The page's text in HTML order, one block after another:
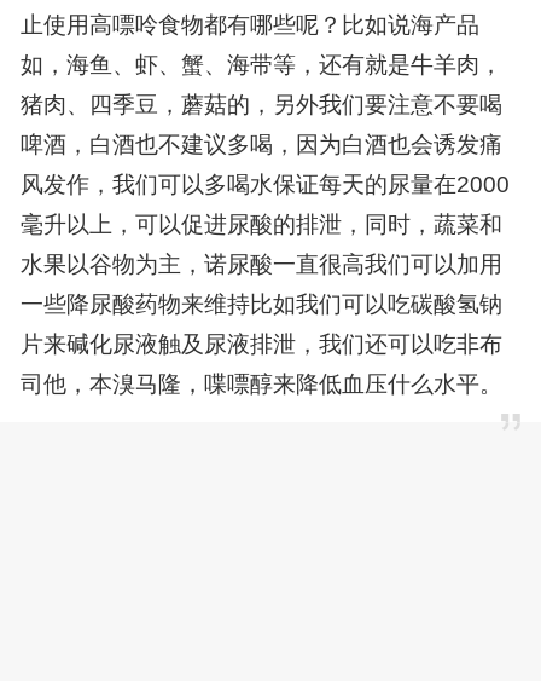
止使用高嘌呤食物都有哪些呢？比如说海产品
如，海鱼、虾、蟹、海带等，还有就是牛羊肉，
猪肉、四季豆，蘑菇的，另外我们要注意不要喝
啤酒，白酒也不建议多喝，因为白酒也会诱发痛
风发作，我们可以多喝水保证每天的尿量在2000
毫升以上，可以促进尿酸的排泄，同时，蔬菜和
水果以谷物为主，诺尿酸一直很高我们可以加用
一些降尿酸药物来维持比如我们可以吃碳酸氢钠
片来碱化尿液触及尿液排泄，我们还可以吃非布
司他，本溴马隆，喋嘌醇来降低血压什么水平。